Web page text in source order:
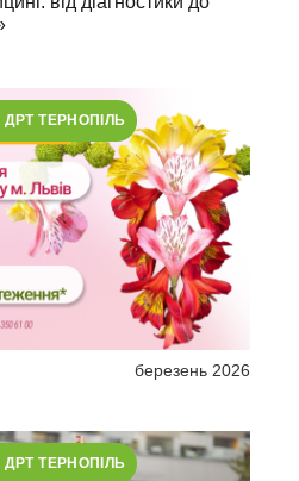
ДРТ ТЕРНОПІЛЬ
березень 2026
ДРТ ТЕРНОПІЛЬ